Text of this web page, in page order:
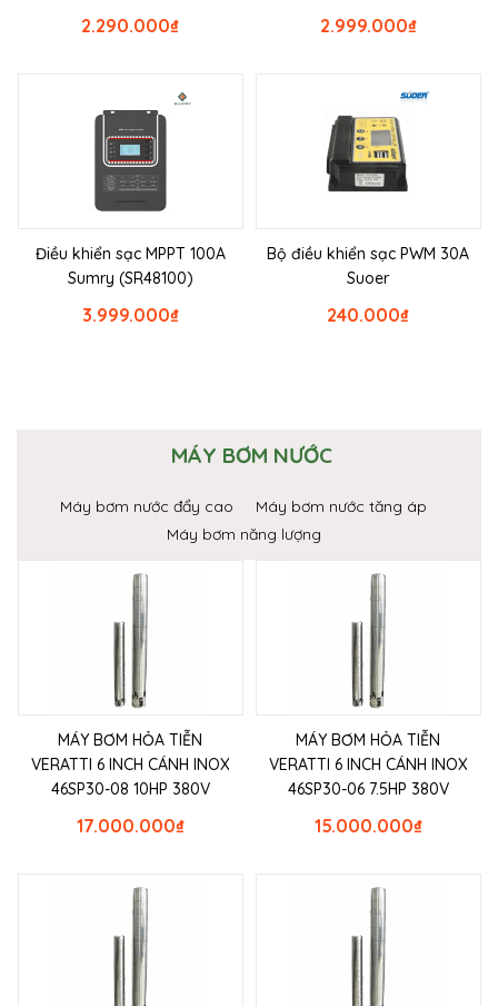
₫
2.290.000 ₫
2.999.000
Điều khiển sạc MPPT 100A
Sumry (SR48100)
₫
3.999.000
Bộ điều khiển sạc PWM 30A
Suoer
₫
240.000
MÁY BƠM NƯỚC
Máy bơm nước đẩy cao
Máy bơm nước tăng áp
Máy bơm năng lượng
MÁY BƠM HỎA TIỄN
VERATTI 6 INCH CÁNH INOX
46SP30-08 10HP 380V
₫
17.000.000
MÁY BƠM HỎA TIỄN
VERATTI 6 INCH CÁNH INOX
46SP30-06 7.5HP 380V
₫
15.000.000